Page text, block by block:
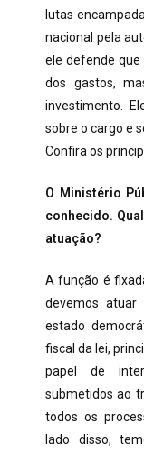
lutas
nacional pela
ele defende que
dos gastos,
investimento.
sobre o cargo e
Confira os
O Ministério
conhecido.
atuação?
A função é
devemos
estado
fiscal da lei,
papel de
submetidos ao
todos os
lado disso,